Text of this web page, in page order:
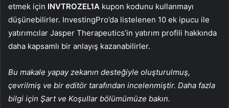
etmek için INVTROZEL1A kupon kodunu kullanmayı
düşünebilirler. InvestingPro’da listelenen 10 ek ipucu ile
yatırımcılar Jasper Therapeutics’in yatırım profili hakkında
daha kapsamlı bir anlayış kazanabilirler.
Bu makale yapay zekanın desteğiyle oluşturulmuş,
çevrilmiş ve bir editör tarafından incelenmiştir. Daha fazla
bilgi için Şart ve Koşullar bölümümüze bakın.